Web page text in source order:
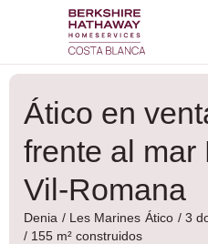
Ático en
frente al mar
Vil-Romana
Denia / Les Marines Ático / 3
/ 155 m² construidos